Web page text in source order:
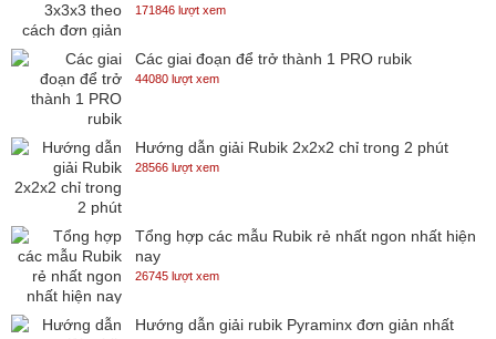
171846 lượt xem
Các giai đoạn để trở thành 1 PRO rubik
44080 lượt xem
Hướng dẫn giải Rubik 2x2x2 chỉ trong 2 phút
28566 lượt xem
Tổng hợp các mẫu Rubik rẻ nhất ngon nhất hiện
nay
26745 lượt xem
Hướng dẫn giải rubik Pyraminx đơn giản nhất